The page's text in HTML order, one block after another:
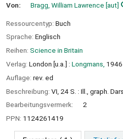
Von: Bragg, William Lawrence [aut]
Ressourcentyp: Buch
Sprache: Englisch
Reihen: Science in Britain
Verlag: London [u.a.] : Longmans, 1946
Auflage: rev. ed
Beschreibung: VI, 24 S. : Ill., graph.
Bearbeitungsvermerk:
2
PPN: 1124261419